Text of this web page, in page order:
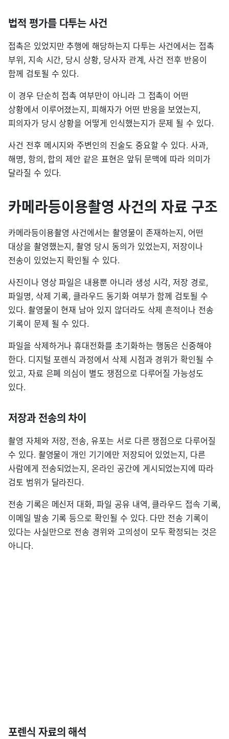
법적 평가를 다투는 사건
접촉은 있었지만 추행에 해당하는지 다투는 사건에서는 접촉
부위, 지속 시간, 당시 상황, 당사자 관계, 사건 전후 반응이
함께 검토될 수 있다.
이 경우 단순히 접촉 여부만이 아니라 그 접촉이 어떤
상황에서 이루어졌는지, 피해자가 어떤 반응을 보였는지,
피의자가 당시 상황을 어떻게 인식했는지가 문제 될 수 있다.
사건 전후 메시지와 주변인의 진술도 중요할 수 있다. 사과,
해명, 항의, 합의 제안 같은 표현은 앞뒤 문맥에 따라 의미가
달라질 수 있다.
카메라등이용촬영 사건의 자료 구조
카메라등이용촬영 사건에서는 촬영물이 존재하는지, 어떤
대상을 촬영했는지, 촬영 당시 동의가 있었는지, 저장이나
전송이 있었는지 확인될 수 있다.
사진이나 영상 파일은 내용뿐 아니라 생성 시각, 저장 경로,
파일명, 삭제 기록, 클라우드 동기화 여부가 함께 검토될 수
있다. 촬영물이 현재 남아 있지 않더라도 삭제 흔적이나 전송
기록이 문제 될 수 있다.
파일을 삭제하거나 휴대전화를 초기화하는 행동은 신중해야
한다. 디지털 포렌식 과정에서 삭제 시점과 경위가 확인될 수
있고, 자료 은폐 의심이 별도 쟁점으로 다루어질 가능성도
있다.
저장과 전송의 차이
촬영 자체와 저장, 전송, 유포는 서로 다른 쟁점으로 다루어질
수 있다. 촬영물이 개인 기기에만 저장되어 있었는지, 다른
사람에게 전송되었는지, 온라인 공간에 게시되었는지에 따라
검토 범위가 달라진다.
전송 기록은 메신저 대화, 파일 공유 내역, 클라우드 접속 기록,
이메일 발송 기록 등으로 확인될 수 있다. 다만 전송 기록이
있다는 사실만으로 전송 경위와 고의성이 모두 확정되는 것은
아니다.
포렌식 자료의 해석